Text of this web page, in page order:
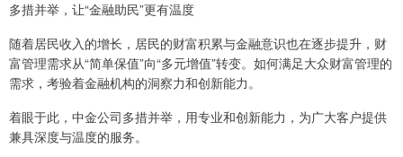
多措并举，让“金融助民”更有温度
随着居民收入的增长，居民的财富积累与金融意识也在逐步提升，财
富管理需求从“简单保值”向“多元增值”转变。如何满足大众财富管理的
需求，考验着金融机构的洞察力和创新能力。
着眼于此，中金公司多措并举，用专业和创新能力，为广大客户提供
兼具深度与温度的服务。